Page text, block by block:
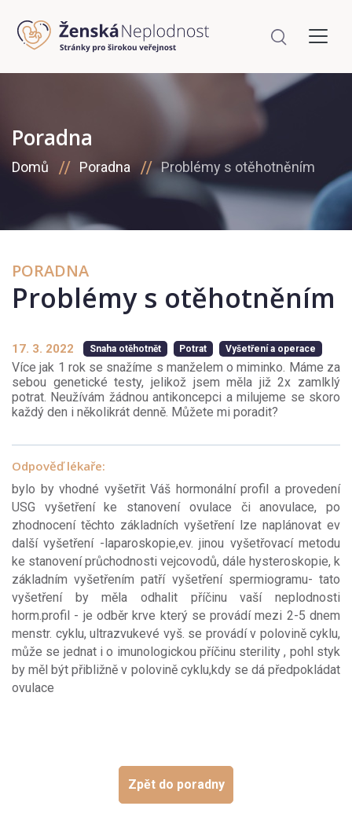
Poradna
Domů Poradna Problémy s otěhotněním
PORADNA
Problémy s otěhotněním
17. 3. 2022 Snaha otěhotnět Potrat Vyšetření a operace
Více jak 1 rok se snažíme s manželem o miminko. Máme za
sebou genetické testy, jelikož jsem měla již 2x zamlklý
potrat. Neužívám žádnou antikoncepci a milujeme se skoro
každý den i několikrát denně. Můžete mi poradit?
Odpověď lékaře:
bylo by vhodné vyšetřit Váš hormonální profil a provedení
USG vyšetření ke stanovení ovulace či anovulace, po
zhodnocení těchto základních vyšetření lze naplánovat ev
další vyšetření -laparoskopie,ev. jinou vyšetřovací metodu
ke stanovení průchodnosti vejcovodů, dále hysteroskopie, k
základním vyšetřením patří vyšetření spermiogramu- tato
vyšetření by měla odhalit příčinu vaší neplodnosti
horm.profil - je odběr krve který se provádí mezi 2-5 dnem
menstr. cyklu, ultrazvukevé vyš. se provádí v polovině cyklu,
může se jednat i o imunologickou příčinu sterility , pohl styk
by měl být přibližně v polovině cyklu,kdy se dá předpokládat
ovulace
Zpět do poradny